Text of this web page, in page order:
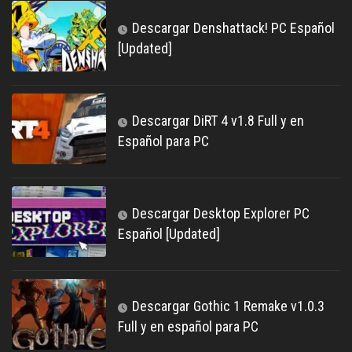
Descargar Denshattack! PC Español
[Updated]
Descargar DiRT 4 v1.8 Full y en
Español para PC
Descargar Desktop Explorer PC
Español [Updated]
Descargar Gothic 1 Remake v1.0.3
Full y en español para PC